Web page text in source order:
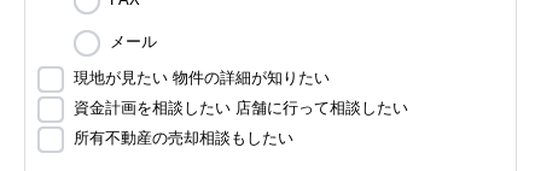
メール
現地が見たい 物件の詳細が知りたい
資金計画を相談したい 店舗に行って相談したい
所有不動産の売却相談もしたい